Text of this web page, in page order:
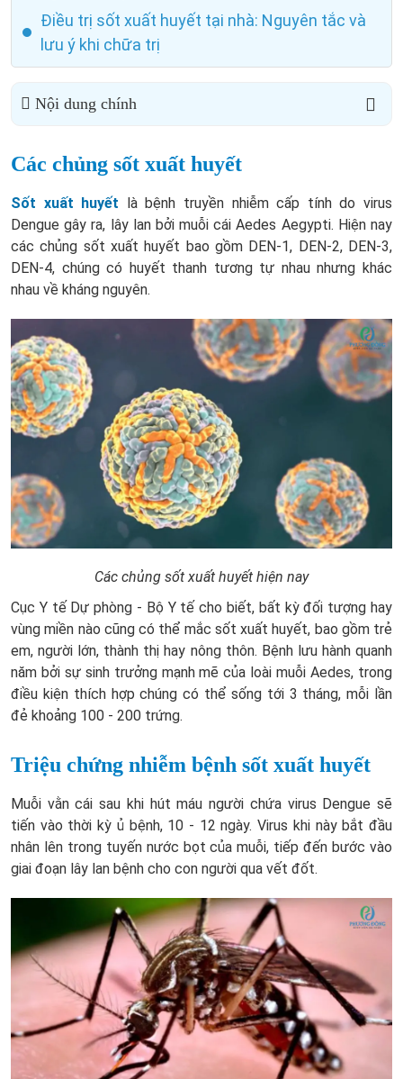
Điều trị sốt xuất huyết tại nhà: Nguyên tắc và
lưu ý khi chữa trị
Nội dung chính
Các chủng sốt xuất huyết
Sốt xuất huyết là bệnh truyền nhiễm cấp tính do virus
Dengue gây ra, lây lan bởi muỗi cái Aedes Aegypti. Hiện nay
các chủng sốt xuất huyết bao gồm DEN-1, DEN-2, DEN-3,
DEN-4, chúng có huyết thanh tương tự nhau nhưng khác
nhau về kháng nguyên.
Các chủng sốt xuất huyết hiện nay
Cục Y tế Dự phòng - Bộ Y tế cho biết, bất kỳ đối tượng hay
vùng miền nào cũng có thể mắc sốt xuất huyết, bao gồm trẻ
em, người lớn, thành thị hay nông thôn. Bệnh lưu hành quanh
năm bởi sự sinh trưởng mạnh mẽ của loài muỗi Aedes, trong
điều kiện thích hợp chúng có thể sống tới 3 tháng, mỗi lần
đẻ khoảng 100 - 200 trứng.
Triệu chứng nhiễm bệnh sốt xuất huyết
Muỗi vằn cái sau khi hút máu người chứa virus Dengue sẽ
tiến vào thời kỳ ủ bệnh, 10 - 12 ngày. Virus khi này bắt đầu
nhân lên trong tuyến nước bọt của muỗi, tiếp đến bước vào
giai đoạn lây lan bệnh cho con người qua vết đốt.